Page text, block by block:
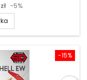
-5%
-15%